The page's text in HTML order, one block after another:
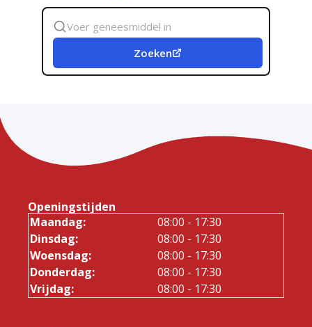
Zoek
geneesmiddel
Zoeken
Openingstijden
Maandag:
08:00 - 17:30
Dinsdag:
08:00 - 17:30
Woensdag:
08:00 - 17:30
Donderdag:
08:00 - 17:30
Vrijdag:
08:00 - 17:30